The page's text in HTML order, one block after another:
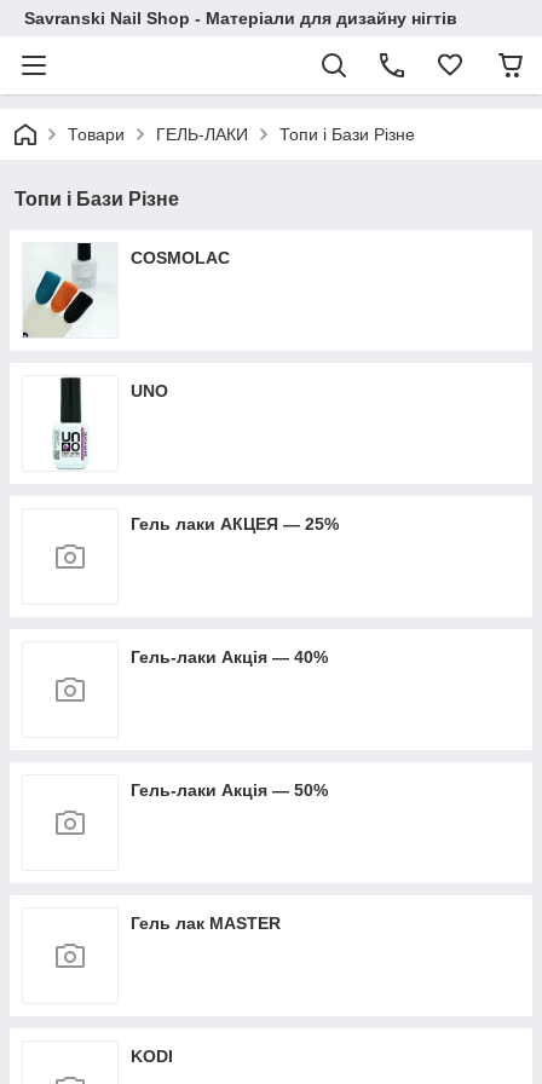
Savranski Nail Shop - Матеріали для дизайну нігтів
Товари ГЕЛЬ-ЛАКИ Топи і Бази Різне
Топи і Бази Різне
COSMOLAC
UNO
Гель лаки АКЦЕЯ — 25%
Гель-лаки Акція — 40%
Гель-лаки Акція — 50%
Гель лак MASTER
KODI